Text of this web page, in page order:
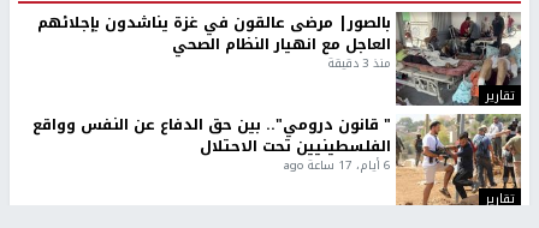
تقارير
بالصور| مرضى عالقون في غزة يناشدون بإجلائهم
العاجل مع انهيار النظام الصحي
منذ 3 دقيقة
تقارير
" قانون درومي".. بين حق الدفاع عن النفس وواقع
الفلسطينيين تحت الاحتلال
6 أيام، 17 ساعة ago